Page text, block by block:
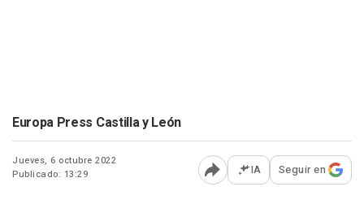
Europa Press Castilla y León
Jueves, 6 octubre 2022
Publicado: 13:29
Abrir opciones para
IA Seguir en